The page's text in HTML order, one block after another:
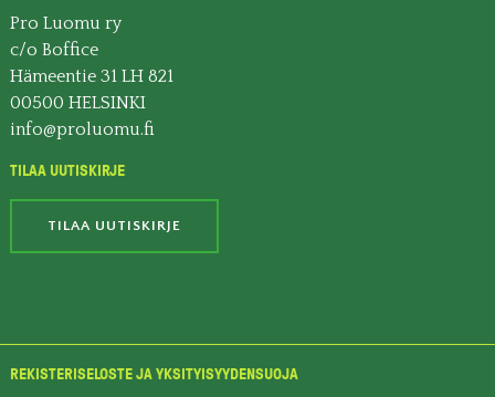
Pro Luomu ry
c/o Boffice
Hämeentie 31 LH 821
00500 HELSINKI
info@proluomu.fi
TILAA UUTISKIRJE
TILAA UUTISKIRJE
REKISTERISELOSTE JA YKSITYISYYDENSUOJA